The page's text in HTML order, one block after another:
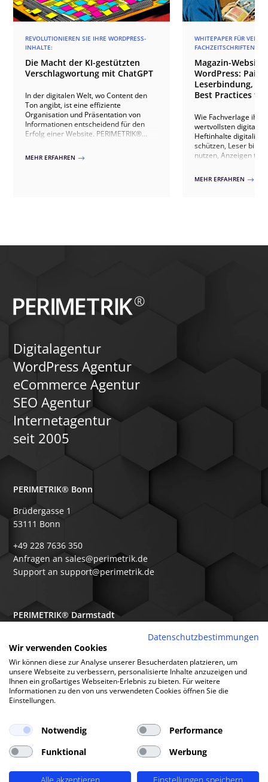
REVOLUTIONIEREN SIE IHRE WORDPRESS-
INHALTE:
Die Macht der KI-gestützten
Verschlagwortung mit ChatGPT
In der digitalen Welt, wo Content den
Ton angibt, ist eine effiziente
Organisation und Präsentation von
Informationen entscheidend für den
Erfolg einer Website. PERIMETRIK®
Inhaltsverwaltung. Unsere Methode
MEHR ERFAHREN $
WHITEPAPER FÜR
FACHZEITSCHRIFTEN
Magazin-
WordPress: Paid
Leserbindung,
Best Practices für
Wie Fachverlage ihre
wertvollsten digitalen
Heftinhalte
schützen, Leser
nutzen, Anzeigen
20+ Verlagsprojekten.
MEHR ERFAHREN $
Digitalagentur
WordPress Agentur
eCommerce Agentur
SEO Agentur
Internetagentur
seit 2005
PERIMETRIK® Bonn
Brüdergasse 1
53111 Bonn
+49 228 7636 350
Anfragen an sales@perimetrik.de
Support an support@perimetrik.de
PERIMETRIK® Darmstadt
64367 Mühltal
+49 6151 3944 80
Anfragen an sales@perimetrik.de
Support an support@perimetrik.de
© PERIMETRIK® 2026 |Impressum Datenschutzerklärung|Cookies
Datenschutzbestimmungen
Wir verwenden Cookies
Wir können diese zur Analyse unserer Besucherdaten platzieren, um
unsere Webseite zu verbessern, personalisierte Inhalte anzuzeigen und
Ihnen ein großartiges Webseiten-Erlebnis zu bieten. Für weitere
Informationen zu den von uns verwendeten Cookies öffnen Sie die
Einstellungen.
Notwendig
Performance
Funktional
Werbung